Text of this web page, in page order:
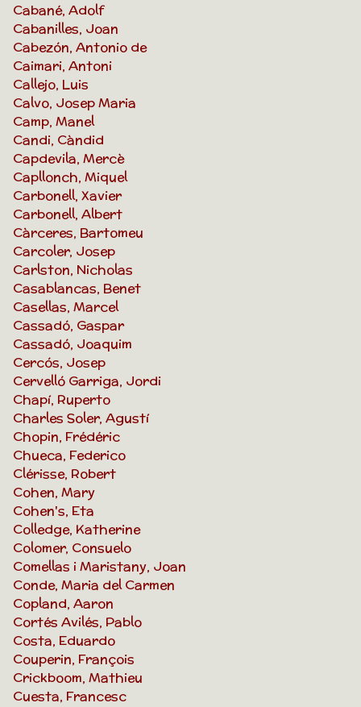
Cabané, Adolf
Cabanilles, Joan
Cabezón, Antonio de
Caimari, Antoni
Callejo, Luis
Calvo, Josep Maria
Camp, Manel
Candi, Càndid
Capdevila, Mercè
Capllonch, Miquel
Carbonell, Xavier
Carbonell, Albert
Càrceres, Bartomeu
Carcoler, Josep
Carlston, Nicholas
Casablancas, Benet
Casellas, Marcel
Cassadó, Gaspar
Cassadó, Joaquim
Cercós, Josep
Cervelló Garriga, Jordi
Chapí, Ruperto
Charles Soler, Agustí
Chopin, Frédéric
Chueca, Federico
Clérisse, Robert
Cohen, Mary
Cohen's, Eta
Colledge, Katherine
Colomer, Consuelo
Comellas i Maristany, Joan
Conde, Maria del Carmen
Copland, Aaron
Cortés Avilés, Pablo
Costa, Eduardo
Couperin, François
Crickboom, Mathieu
Cuesta, Francesc